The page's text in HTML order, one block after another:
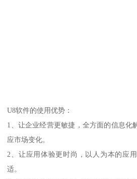
U8软件的使用优势：
1、让企业经营更敏捷，全方面的信息化
应市场变化。
2、让应用体验更时尚，以人为本的应
适。